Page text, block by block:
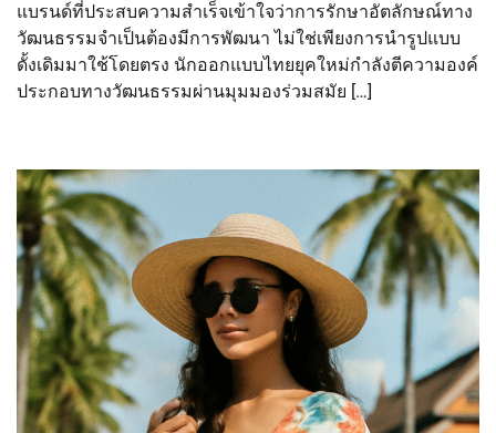
แบรนด์ที่ประสบความสำเร็จเข้าใจว่าการรักษาอัตลักษณ์ทาง
วัฒนธรรมจำเป็นต้องมีการพัฒนา ไม่ใช่เพียงการนำรูปแบบ
ดั้งเดิมมาใช้โดยตรง นักออกแบบไทยยุคใหม่กำลังตีความองค์
ประกอบทางวัฒนธรรมผ่านมุมมองร่วมสมัย […]